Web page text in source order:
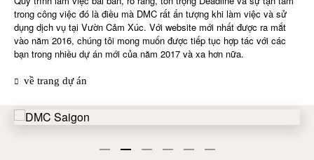
về trang dự án
trong công việc đó là điều mà DMC rất ấn tượng khi làm việc và sử
dụng dịch vụ tại Vườn Cảm Xúc. Với website mới nhất được ra mắt
vào năm 2016, chúng tôi mong muốn được tiếp tục hợp tác với các
bạn trong nhiều dự án mới của năm 2017 và xa hơn nữa.